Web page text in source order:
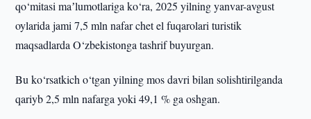
qo‘mitasi maʼlumotlariga ko‘ra, 2025 yilning yanvar-avgust
oylarida jami 7,5 mln nafar chet el fuqarolari turistik
maqsadlarda O‘zbekistonga tashrif buyurgan.
Bu ko‘rsatkich o‘tgan yilning mos davri bilan solishtirilganda
qariyb 2,5 mln nafarga yoki 49,1 % ga oshgan.